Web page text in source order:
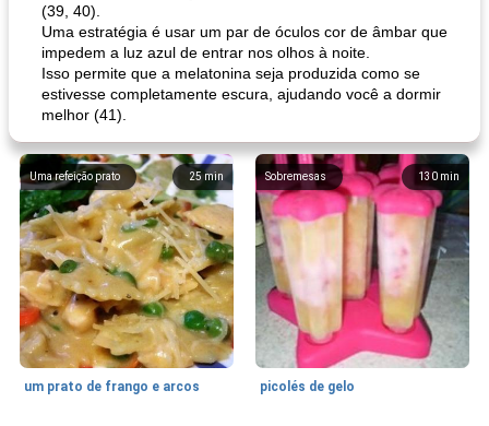
(39, 40).
Uma estratégia é usar um par de óculos cor de âmbar que
impedem a luz azul de entrar nos olhos à noite.
Isso permite que a melatonina seja produzida como se
estivesse completamente escura, ajudando você a dormir
melhor (41).
25min
Uma refeição prato
um prato de frango e arcos
130 min
Sobremesas
picolés de gelo